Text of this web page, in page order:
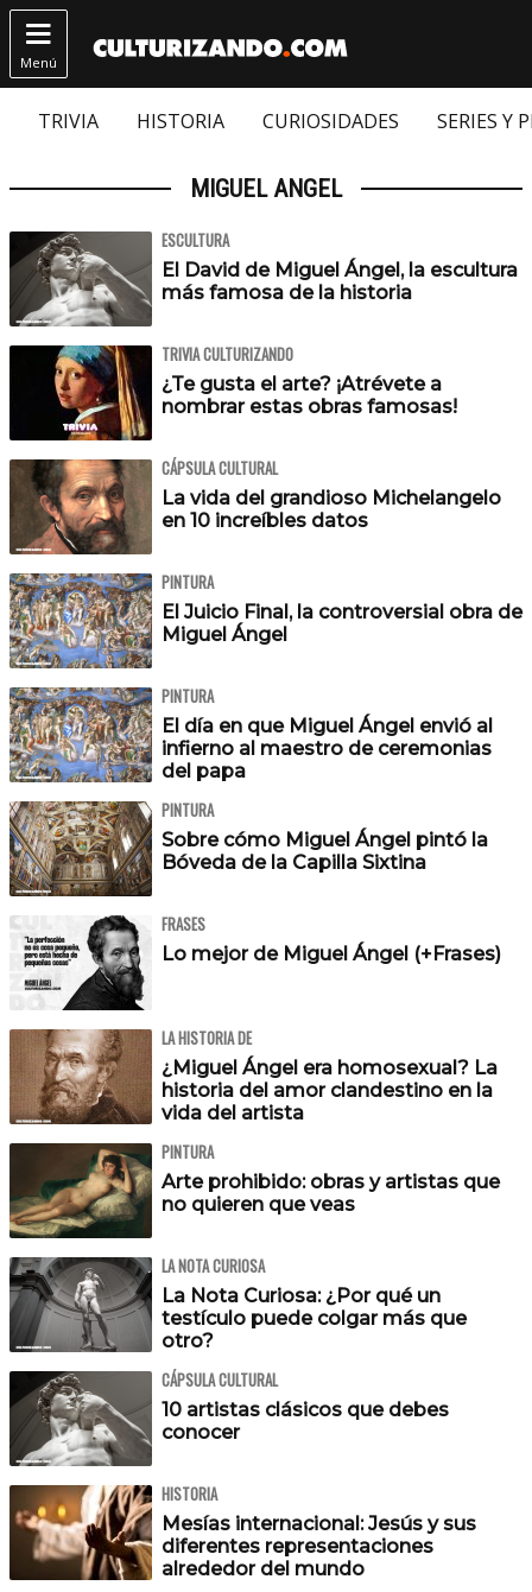

Menú
TRIVIA HISTORIA CURIOSIDADES SERIES Y
MIGUEL ANGEL
ESCULTURA
El David de Miguel Ángel, la escultura
más famosa de la historia
TRIVIA CULTURIZANDO
¿Te gusta el arte? ¡Atrévete a
nombrar estas obras famosas!
CÁPSULA CULTURAL
La vida del grandioso Michelangelo
en 10 increíbles datos
PINTURA
El Juicio Final, la controversial obra de
Miguel Ángel
PINTURA
El día en que Miguel Ángel envió al
infierno al maestro de ceremonias
del papa
PINTURA
Sobre cómo Miguel Ángel pintó la
Bóveda de la Capilla Sixtina
FRASES
Lo mejor de Miguel Ángel (+Frases)
LA HISTORIA DE
¿Miguel Ángel era homosexual? La
historia del amor clandestino en la
vida del artista
PINTURA
Arte prohibido: obras y artistas que
no quieren que veas
LA NOTA CURIOSA
La Nota Curiosa: ¿Por qué un
testículo puede colgar más que
otro?
CÁPSULA CULTURAL
10 artistas clásicos que debes
conocer
HISTORIA
Mesías internacional: Jesús y sus
diferentes representaciones
alrededor del mundo